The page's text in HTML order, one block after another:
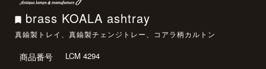
brass KOALA ashtray
真鍮製トレイ、真鍮製チェンジトレー、コアラ柄カルトン
商品番号 LCM 4294